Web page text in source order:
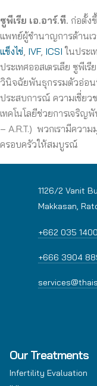
ซูพีเรีย เอ.อาร์.ที. ก่อตั้ง
แพทย์ผู้ชำนาญการด้านเ
แข็งไข่, IVF, ICSI ในประ
ประเทศออสเตรเลีย ซูพีเ
วินิจฉัยพันธุกรรมตัวอ่อน
ประสบการณ์ ความเชี่ย
เทคโนโลยีช่วยการเจริ
– A.R.T.) พวกเรามีคว
ครอบครัวให้สมบูรณ์
1126/2 Vanit
Makkasan,
+662 035 1400
+666 3904
Our Treatments
Infertility Evaluation